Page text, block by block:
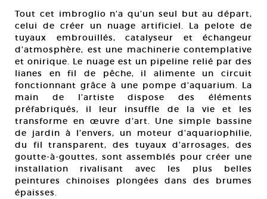
Tout cet imbroglio n’a qu’un seul but au départ,
celui de créer un nuage artificiel. La pelote de
tuyaux embrouillés, catalyseur et échangeur
d’atmosphère, est une machinerie contemplative
et onirique. Le nuage est un pipeline relié par des
lianes en fil de pêche, il alimente un circuit
fonctionnant grâce à une pompe d’aquarium. La
main de l’artiste dispose des éléments
préfabriqués, il leur insuffle de la vie et les
transforme en œuvre d’art. Une simple bassine
de jardin à l’envers, un moteur d’aquariophilie,
du fil transparent, des tuyaux d’arrosages, des
goutte-à-gouttes, sont assemblés pour créer une
installation rivalisant avec les plus belles
peintures chinoises plongées dans des brumes
épaisses.